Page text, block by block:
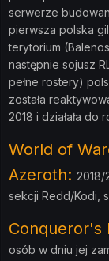
serwerze
pierwsza polska
terytorium
następnie sojusz
pełne rostery)
została
2018 i działała
World of
Azeroth:
sekcji Redd/Kodi,
Conqueror's
osób w dniu jej